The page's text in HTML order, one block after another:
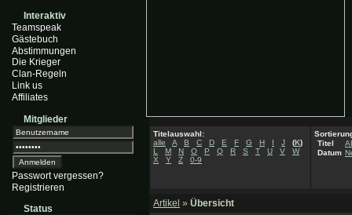
Interaktiv
Teamspeak
Gästebuch
Abstimmungen
Die Krieger
Clan-Regeln
Link us
Affiliates
Mitglieder
Passwort vergessen?
Registrieren
Status
Titelauswahl:
alle
A B C D E F G H I J (K)
L
M N O P Q R S T U V
W
X
Y Z 0-9
Titel
Datum
Artikel » Übersicht